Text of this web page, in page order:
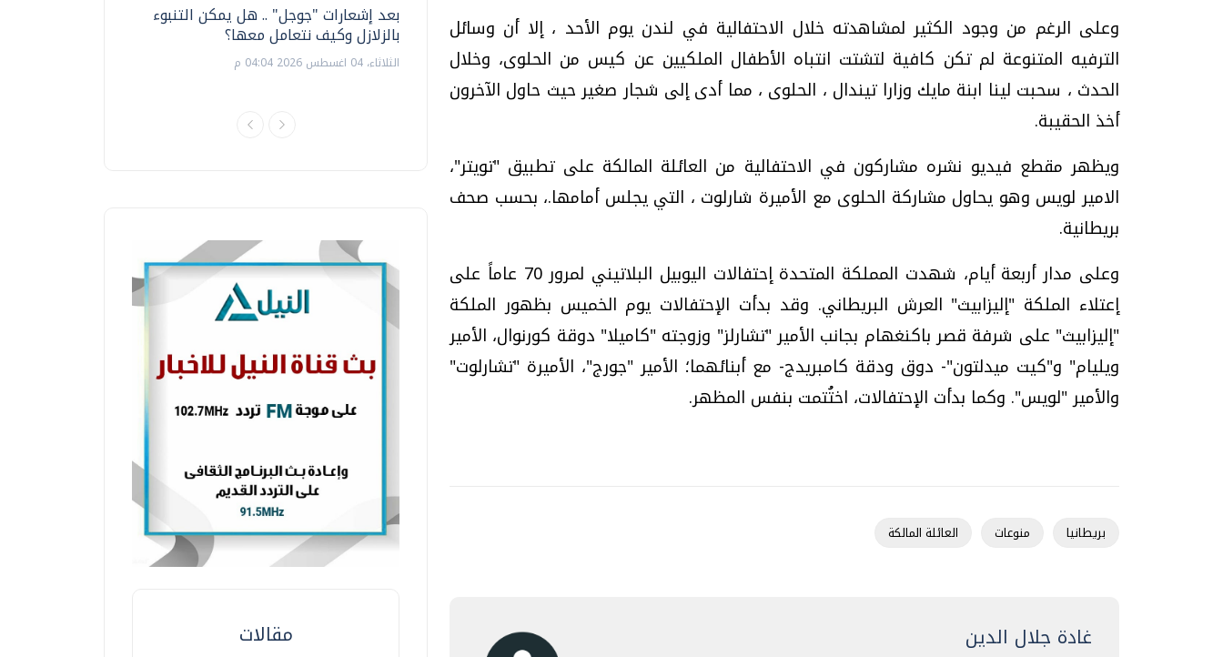
وعلى الرغم من وجود الكثير لمشاهدته خلال الاحتفالية في لندن يوم الأحد ، إلا أن وسائل
الترفيه المتنوعة لم تكن كافية لتشتت انتباه الأطفال الملكيين عن كيس من الحلوى، وخلال
الحدث ، سحبت لينا ابنة مايك وزارا تيندال ، الحلوى ، مما أدى إلى شجار صغير حيث حاول الآخرون
أخذ الحقيبة.
ويظهر مقطع فيديو نشره مشاركون في الاحتفالية من العائلة المالكة على تطبيق "تويتر"،
الامير لويس وهو يحاول مشاركة الحلوى مع الأميرة شارلوت ، التي يجلس أمامها.، بحسب صحف
بريطانية.
وعلى مدار أربعة أيام، شهدت المملكة المتحدة إحتفالات اليوبيل البلاتيني لمرور 70 عاماً على
إعتلاء الملكة "إليزابيث" العرش البريطاني. وقد بدأت الإحتفالات يوم الخميس بظهور الملكة
"إليزابيث" على شرفة قصر باكنغهام بجانب الأمير "تشارلز" وزوجته "كاميلا" دوقة كورنوال، الأمير
ويليام" و"كيت ميدلتون"- دوق ودقة كامبريدج- مع أبنائهما؛ الأمير "جورج"، الأميرة "تشارلوت"
والأمير "لويس". وكما بدأت الإحتفالات، اختُتمت بنفس المظهر.
بريطانيا منوعات العائلة المالكة
غادة جلال الدين
بعد إشعارات "جوجل" .. هل يمكن التنبوء
بالزلازل وكيف نتعامل معها؟
الثلاثاء، 04 اغسطس 2026 04:04 م
دليلك للتنسيق الجامعي .. تساؤلات
وإجابات
السبت، 01 اغسطس 2026 10:25 ص
فيديو.. الإعلام الرقمي.. تقنيات واعدة
وتحديات هائلة
الخميس، 30 يوليو 2026 01:09 م
موجات الطقس الساخنة.. لماذا تحدث وكيف
مقالات